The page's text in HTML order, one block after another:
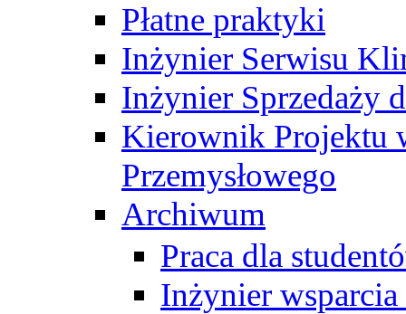
Płatne praktyki
Inżynier Serwisu
Inżynier Sprzedaży
Kierownik Projektu
Przemysłowego
Archiwum
Praca dla
Inżynier wsparcia